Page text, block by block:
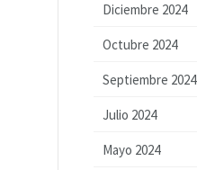
Diciembre 2024
Octubre 2024
Septiembre 2024
Julio 2024
Mayo 2024